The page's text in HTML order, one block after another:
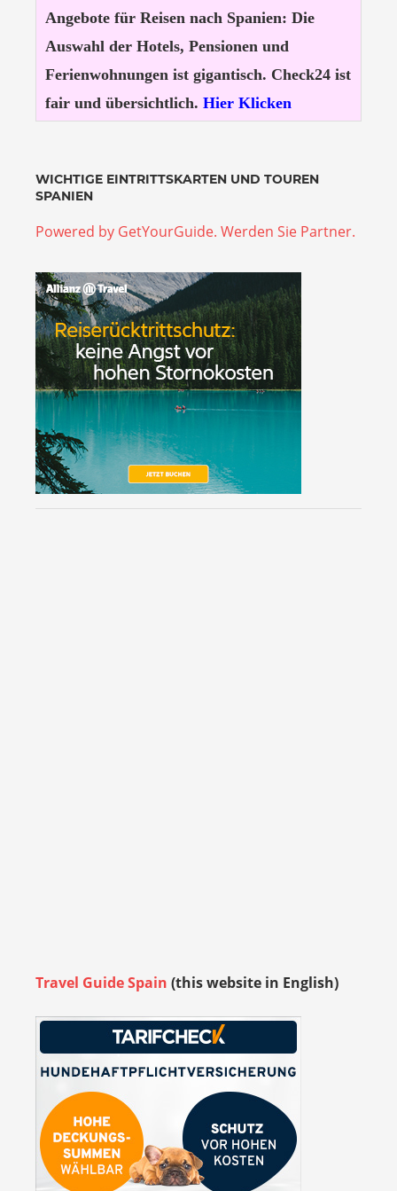
Angebote für Reisen nach Spanien: Die
Auswahl der Hotels, Pensionen und
Ferienwohnungen ist gigantisch. Check24 ist
fair und übersichtlich. Hier Klicken
WICHTIGE EINTRITTSKARTEN UND TOUREN
SPANIEN
Powered by GetYourGuide. Werden Sie Partner.
Travel Guide Spain (this website in English)